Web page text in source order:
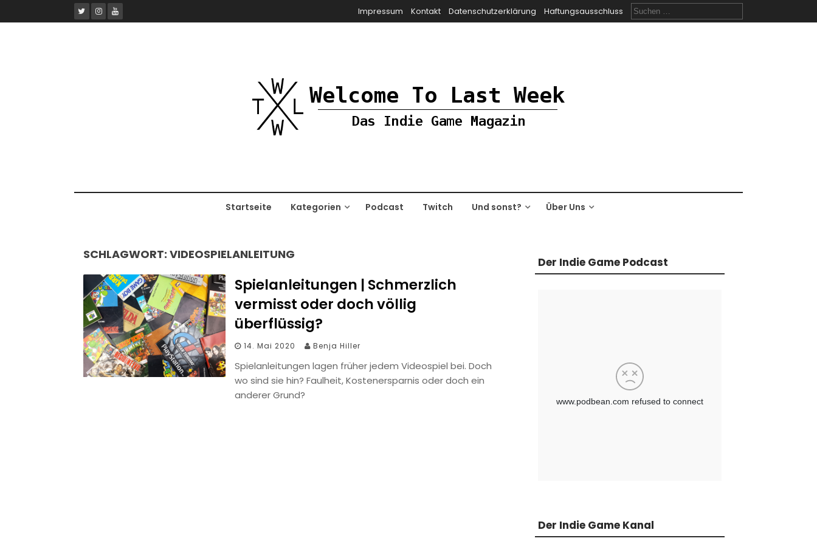
to
Impressum Kontakt Datenschutzerklärung Haftungsausschluss
Suchen
nach:
Startseite Kategorien Podcast Twitch Und sonst? Über Uns
SCHLAGWORT: VIDEOSPIELANLEITUNG
Spielanleitungen | Schmerzlich
vermisst oder doch völlig
überflüssig?
14. Mai 2020 Benja Hiller
Spielanleitungen lagen früher jedem Videospiel bei. Doch
wo sind sie hin? Faulheit, Kostenersparnis oder doch ein
anderer Grund?
Der Indie Game Podcast
Der Indie Game Kanal